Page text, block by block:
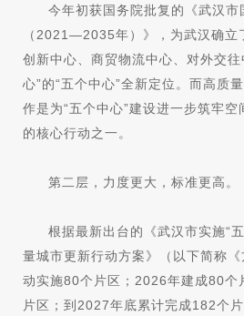
今年初获国务院批复的《武汉市
（2021—2035年）》，为武汉确立
创新中心、商贸物流中心、对外交
心”的“五个中心”全新定位。而高质
作是为“五个中心”建设进一步筑牢
的核心行动之一。
第二层，力度更大，标准更高。
根据最新出台的《武汉市实施“
量城市更新行动方案》（以下简称
动实施80个片区；2026年建成80个
片区；到2027年底累计完成182个